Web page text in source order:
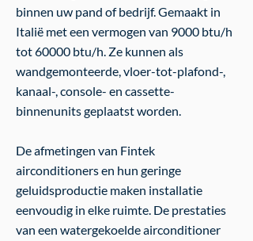
binnen uw pand of bedrijf. Gemaakt in
Italië met een vermogen van 9000 btu/h
tot 60000 btu/h. Ze kunnen als
wandgemonteerde, vloer-tot-plafond-,
kanaal-, console- en cassette-
binnenunits geplaatst worden.
De afmetingen van Fintek
airconditioners en hun geringe
geluidsproductie maken installatie
eenvoudig in elke ruimte. De prestaties
van een watergekoelde airconditioner